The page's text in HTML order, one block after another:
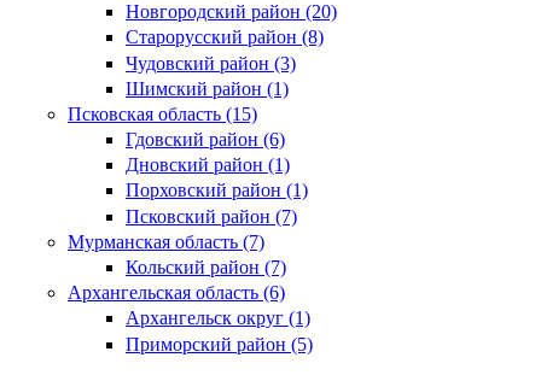
Новгородский район (20)
Старорусский район (8)
Чудовский район (3)
Шимский район (1)
Псковская область (15)
Гдовский район (6)
Дновский район (1)
Порховский район (1)
Псковский район (7)
Мурманская область (7)
Кольский район (7)
Архангельская область (6)
Архангельск округ (1)
Приморский район (5)